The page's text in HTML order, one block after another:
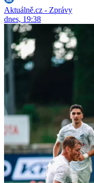
Aktuálně.cz - Zprávy
dnes, 19:38